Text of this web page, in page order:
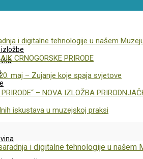
i digitalne tehnologije u našem
CRNOGORSKE PRIRODE
maj – Zujanje koje spaja svjetove
– NOVA IZLOŽBA
iskustava u muzejskoj praksi